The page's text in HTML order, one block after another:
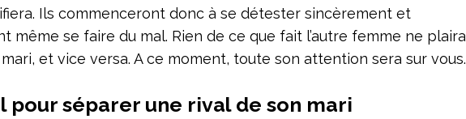
Ils commenceront donc à se détester sincèrement et
même se faire du mal. Rien de ce que fait l’autre femme ne plaira
et vice versa. A ce moment, toute son attention sera sur vous.
pour séparer une rival de son mari